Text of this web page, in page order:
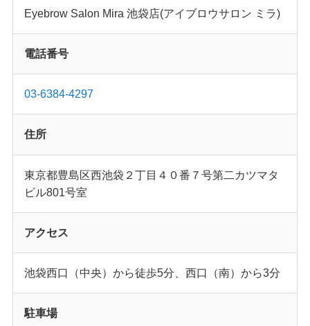
Eyebrow Salon Mira 池袋店(アイブロウサロン ミラ)
電話番号
03-6384-4297
住所
東京都豊島区西池袋２丁目４０番７号第二カツマタ
ビル801号室
アクセス
池袋西口（中央）から徒歩5分、西口（南）から3分
駐車場